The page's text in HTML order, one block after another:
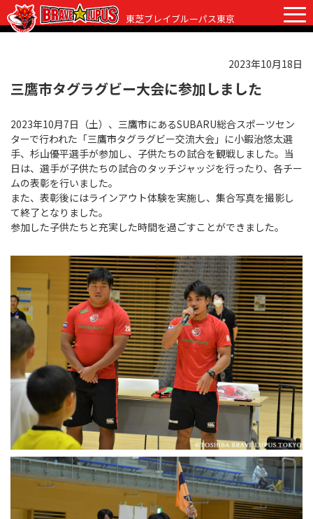
東芝ブレイブルーパス東京
チケット グッズ ファンクラブ 観戦ガイド
観戦ガイド
初めての観戦
ラグビーって何？
会場紹介
クラブからのお願い
ニュース
試合日程・結果
選手・スタッフ
選手
マスコット
クラブ情報
株式会社 ブレイブルーパス東京概要
株式会社 チームの歴史
地域貢献活動
パートナー
InstagramX Facebook Youtube
パートナーシップのご案内
2023年10月18日
三鷹市タグラグビー大会に参加しました
2023年10月7日（土）、三鷹市にあるSUBARU総合スポーツセン
ターで行われた「三鷹市タグラグビー交流大会」に小鍜治悠太選
手、杉山優平選手が参加し、子供たちの試合を観戦しました。当
日は、選手が子供たちの試合のタッチジャッジを行ったり、各チー
ムの表彰を行いました。
また、表彰後にはラインアウト体験を実施し、集合写真を撮影し
て終了となりました。
参加した子供たちと充実した時間を過ごすことができました。